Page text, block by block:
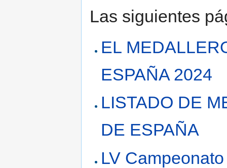
Las siguientes
EL
ESPAÑA 2024
LISTADO DE
DE ESPAÑA
LV